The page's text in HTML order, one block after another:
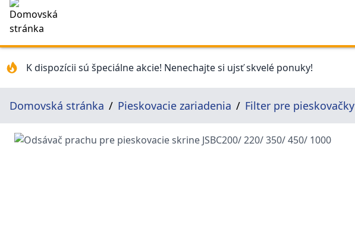
K dispozícii sú špeciálne akcie! Nenechajte si ujsť skvelé ponuky!
Domovská stránka Pieskovacie zariadenia Filter pre pieskovačky